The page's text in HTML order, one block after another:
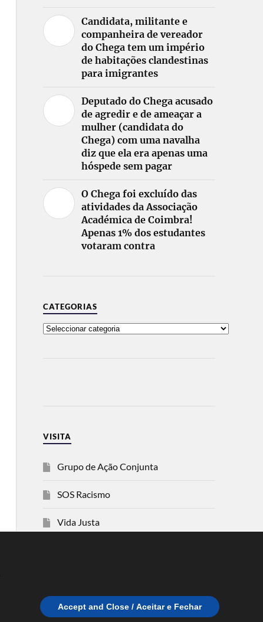
Candidata, militante e
companheira de vereador
do Chega tem um império
de habitações clandestinas
para imigrantes
Deputado do Chega acusado
de agredir e de ameaçar a
mulher (candidata do
Chega) com uma navalha
diz que ela era apenas uma
hóspede sem pagar
O Chega foi excluído das
atividades da Associação
Académica de Coimbra!
Apenas 1% dos estudantes
votaram contra
CATEGORIAS
VISITA
Grupo de Ação Conjunta
SOS Racismo
Vida Justa
Accept and Close / Aceitar e Fechar